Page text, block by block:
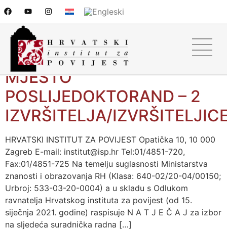
NATJEČAJ ZA IZBOR NA
SURADNIČKO RADNO
MJESTO
POSLIJEDOKTORAND – 2
IZVRŠITELJA/
HRVATSKI INSTITUT ZA POVIJEST Opatička 10, 10 000
Zagreb E-mail: institut@isp.hr Tel:01/4851-720,
Fax:01/4851-725 Na temelju suglasnosti Ministarstva
znanosti i obrazovanja RH (Klasa: 640-02/20-04/00150;
Urbroj: 533-03-20-0004) a u skladu s Odlukom
ravnatelja Hrvatskog instituta za povijest (od 15.
siječnja 2021. godine) raspisuje N A T J E Č A J za izbor
na sljedeća suradnička radna […]